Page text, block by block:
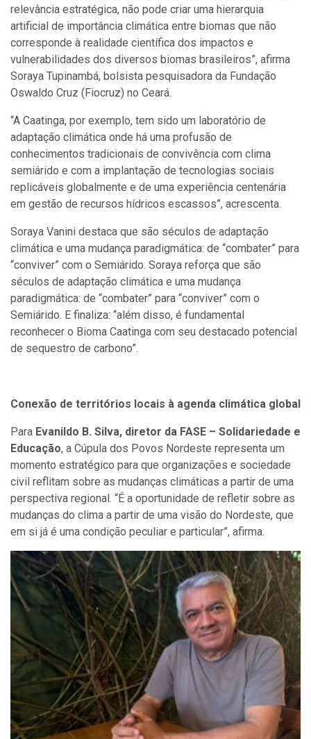
relevância estratégica, não pode criar uma hierarquia
artificial de importância climática entre biomas que não
corresponde à realidade científica dos impactos e
vulnerabilidades dos diversos biomas brasileiros”, afirma
Soraya Tupinambá, bolsista pesquisadora da Fundação
Oswaldo Cruz (Fiocruz) no Ceará.
“A Caatinga, por exemplo, tem sido um laboratório de
adaptação climática onde há uma profusão de
conhecimentos tradicionais de convivência com clima
semiárido e com a implantação de tecnologias sociais
replicáveis globalmente e de uma experiência centenária
em gestão de recursos hídricos escassos”, acrescenta.
Soraya Vanini destaca que são séculos de adaptação
climática e uma mudança paradigmática: de “combater” para
“conviver” com o Semiárido. Soraya reforça que são
séculos de adaptação climática e uma mudança
paradigmática: de “combater” para “conviver” com o
Semiárido. E finaliza: “além disso, é fundamental
reconhecer o Bioma Caatinga com seu destacado potencial
de sequestro de carbono”.
Conexão de territórios locais à agenda climática global
Para Evanildo B. Silva, diretor da FASE – Solidariedade e
Educação, a Cúpula dos Povos Nordeste representa um
momento estratégico para que organizações e sociedade
civil reflitam sobre as mudanças climáticas a partir de uma
perspectiva regional. “É a oportunidade de refletir sobre as
mudanças do clima a partir de uma visão do Nordeste, que
em si já é uma condição peculiar e particular”, afirma.